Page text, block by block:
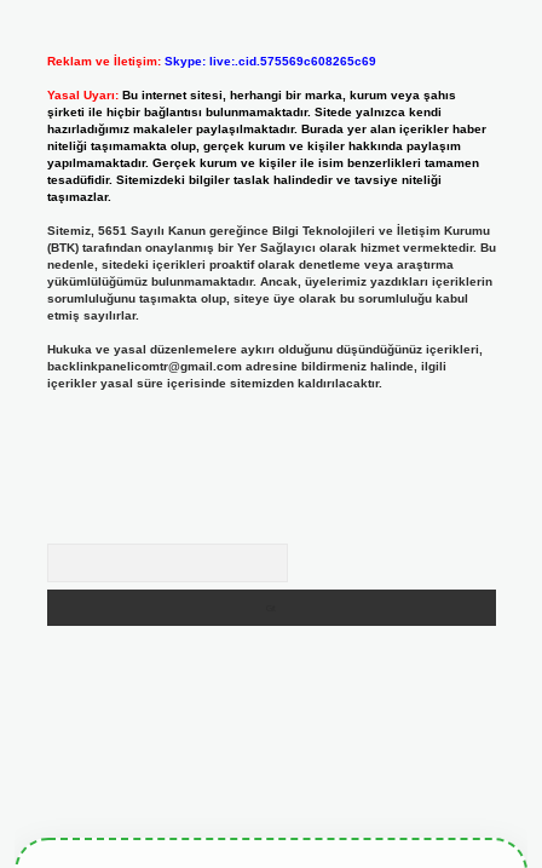
Reklam ve İletişim: Skype: live:.cid.575569c608265c69
Yasal Uyarı: Bu internet sitesi, herhangi bir marka, kurum veya şahıs
şirketi ile hiçbir bağlantısı bulunmamaktadır. Sitede yalnızca kendi
hazırladığımız makaleler paylaşılmaktadır. Burada yer alan içerikler haber
niteliği taşımamakta olup, gerçek kurum ve kişiler hakkında paylaşım
yapılmamaktadır. Gerçek kurum ve kişiler ile isim benzerlikleri tamamen
tesadüfidir. Sitemizdeki bilgiler taslak halindedir ve tavsiye niteliği
taşımazlar.
Sitemiz, 5651 Sayılı Kanun gereğince Bilgi Teknolojileri ve İletişim Kurumu
(BTK) tarafından onaylanmış bir Yer Sağlayıcı olarak hizmet vermektedir. Bu
nedenle, sitedeki içerikleri proaktif olarak denetleme veya araştırma
yükümlülüğümüz bulunmamaktadır. Ancak, üyelerimiz yazdıkları içeriklerin
sorumluluğunu taşımakta olup, siteye üye olarak bu sorumluluğu kabul
etmiş sayılırlar.
Hukuka ve yasal düzenlemelere aykırı olduğunu düşündüğünüz içerikleri,
backlinkpanelicomtr@gmail.comadresine bildirmeniz halinde, ilgili
içerikler yasal süre içerisinde sitemizden kaldırılacaktır.